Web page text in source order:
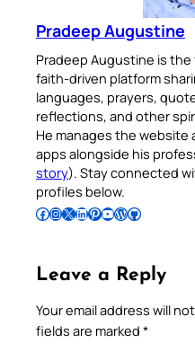
Pradeep Augustine
Pradeep Augustine is
faith-driven platform
languages, prayers,
reflections, and other
He manages the website
apps alongside his
story). Stay connected
profiles below.
Follow Pradeep on Facebook Follow Pradeep on InstagramFollow Pradeep on X Follow Pradeep on LinkedIn Follow Pradeep on Pinterest Subscribe to Pradeep’s Youtube Channel Follow Pradeep on WordPress Follow Pradeep on GitHub
Leave a Reply
Your email address will
fields are marked *